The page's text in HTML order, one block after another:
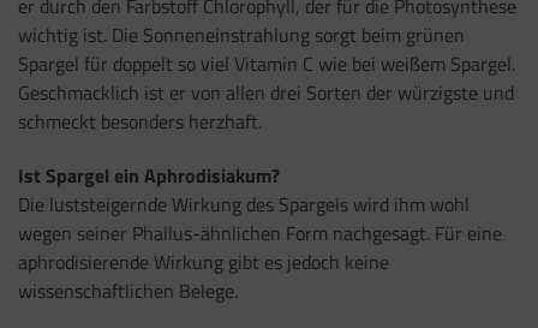
er durch den Farbstoff Chlorophyll, der für die Photosynthese
wichtig ist. Die Sonneneinstrahlung sorgt beim grünen
Spargel für doppelt so viel Vitamin C wie bei weißem Spargel.
Geschmacklich ist er von allen drei Sorten der würzigste und
schmeckt besonders herzhaft.
Ist Spargel ein Aphrodisiakum?
Die luststeigernde Wirkung des Spargels wird ihm wohl
wegen seiner Phallus-ähnlichen Form nachgesagt. Für eine
aphrodisierende Wirkung gibt es jedoch keine
wissenschaftlichen Belege.